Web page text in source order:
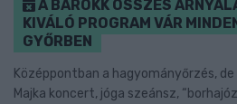
A BAROKK ÖSSZES
KIVÁLÓ PROGRAM VÁR
GYŐRBEN
Középpontban a hagyományőrzés, de
Majka koncert, jóga szeánsz,